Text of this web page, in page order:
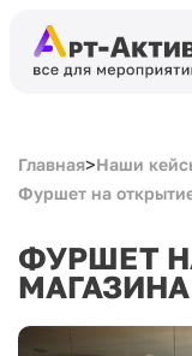
Главная>Наши
Фуршет на
ФУРШЕТ